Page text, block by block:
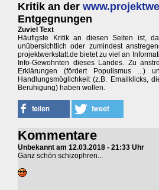
Kritik an der
Entgegnungen
Zuviel Text
Häufigste Kritik an diesen Seiten ist,
unübersichtlich oder zumindest
projektwerkstatt.de bietet zu viel an
Info-Gewohnten dieses Landes. Zu
Erklärungen (fördert Populismus ...)
Handlungsmöglichkeit (z.B. Emailklicks,
Beruhigung) haben wollen.
Kommentare
Unbekannt am 12.03.2018 - 21:33 Uhr
Ganz schön schizophren...